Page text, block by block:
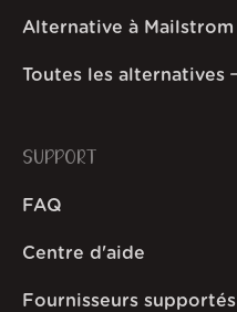
Alternative à Mailstrom
Toutes les alternatives
SUPPORT
FAQ
Centre d'aide
Fournisseurs supportés